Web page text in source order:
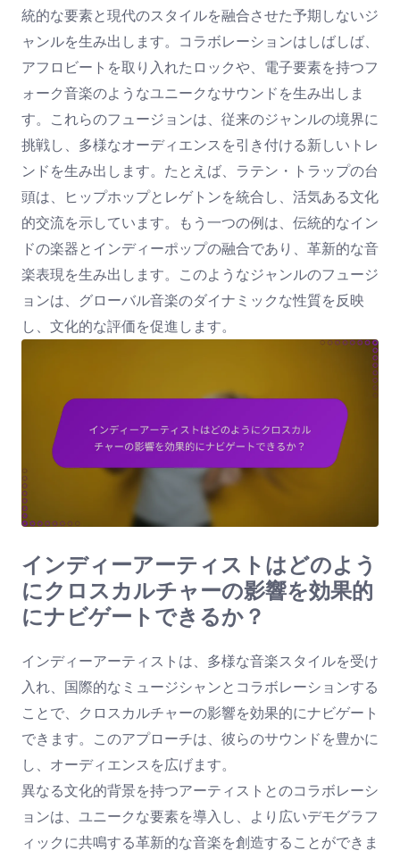
統的な要素と現代のスタイルを融合させた予期しないジ
ャンルを生み出します。コラボレーションはしばしば、
アフロビートを取り入れたロックや、電子要素を持つフ
ォーク音楽のようなユニークなサウンドを生み出しま
す。これらのフュージョンは、従来のジャンルの境界に
挑戦し、多様なオーディエンスを引き付ける新しいトレ
ンドを生み出します。たとえば、ラテン・トラップの台
頭は、ヒップホップとレゲトンを統合し、活気ある文化
的交流を示しています。もう一つの例は、伝統的なイン
ドの楽器とインディーポップの融合であり、革新的な音
楽表現を生み出します。このようなジャンルのフュージ
ョンは、グローバル音楽のダイナミックな性質を反映
し、文化的な評価を促進します。
インディーアーティストはどのよう
にクロスカルチャーの影響を効果的
にナビゲートできるか？
インディーアーティストは、多様な音楽スタイルを受け
入れ、国際的なミュージシャンとコラボレーションする
ことで、クロスカルチャーの影響を効果的にナビゲート
できます。このアプローチは、彼らのサウンドを豊かに
し、オーディエンスを広げます。
異なる文化的背景を持つアーティストとのコラボレーシ
ョンは、ユニークな要素を導入し、より広いデモグラフ
ィックに共鳴する革新的な音楽を創造することができま